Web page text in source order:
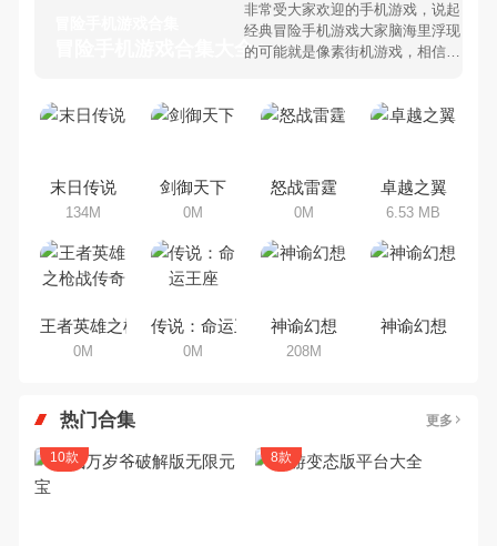
冒险手机游戏合集大全 >
非常受大家欢迎的手机游戏，说起
经典冒险手机游戏大家脑海里浮现
的可能就是像素街机游戏，相信很
险手机游戏有哪些呢？游戏今天，
集，欢迎大家前来选择下载体验
末日传说
134M
剑御天下
0M
怒战雷霆
0M
卓越之翼
6.53 MB
王者英雄之枪战传奇
0M
传说：命运王座
0M
神谕幻想
208M
神谕幻想
热门合集 更多
10款 8款